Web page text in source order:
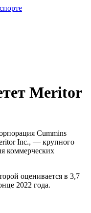
Meritor
Cummins
Inc., — крупного
коммерческих
оценивается в 3,7
2022 года.